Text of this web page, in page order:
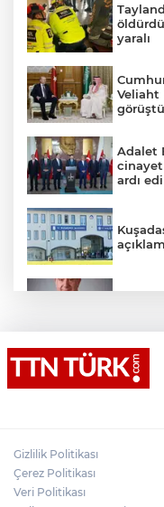
öldürdü
yaralı
Veliaht
görüştü
Adalet
ardı
Yeni
Gizlilik Politikası
Çerez Politikası
Veri Politikası